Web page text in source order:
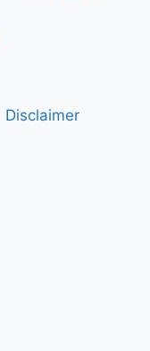
Disclaimer